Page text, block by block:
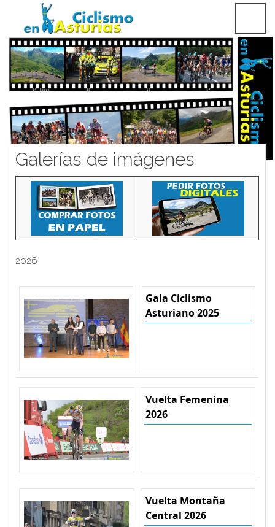
CICLISMO EN ASTURIAS
Galerías de imágenes
2026
Gala Ciclismo
Asturiano 2025
Vuelta Femenina
2026
Vuelta Montaña
Central 2026